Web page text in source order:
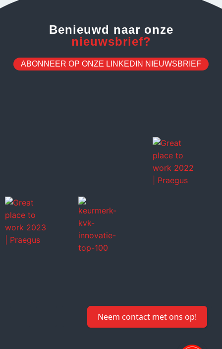
Benieuwd naar onze
nieuwsbrief?
ABONNEER OP ONZE LINKEDIN NIEUWSBRIEF
Neem contact met ons op!